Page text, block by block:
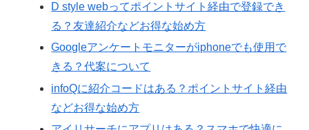
D style webってポイントサイト経由で登録でき
る？友達紹介などお得な始め方
Googleアンケートモニターがiphoneでも使用で
きる？代案について
infoQに紹介コードはある？ポイントサイト経由
などお得な始め方